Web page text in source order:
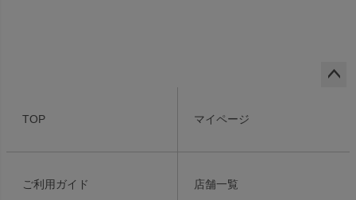
TOP マイページ
ご利用ガイド 店舗一覧